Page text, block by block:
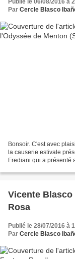
Par Cercle Blasco
Bonsoir. C'est avec
la causerie estivale
Frediani qui a présenté
Vicente Blasco
Rosa
Publié le 28/07/2016 à
Par Cercle Blasco